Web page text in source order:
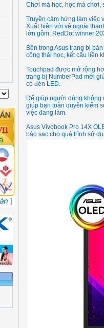
Chơi mà học, học mà chơi,
Truyền cảm hứng làm việc
Xuất hiện với vẻ ngoài
lớn gồm: RedDot winner
Bên trong Asus trang bị
công thái học, kết cấu liền
Touchpad được mở rộng
trang bị NumberPad mới
có đèn LED.
Để giúp người dùng không
giúp bạn toàn quyền kiểm
việc đang làm.
Asus Vivobook Pro 14X
báo sạc cho quá trình sử